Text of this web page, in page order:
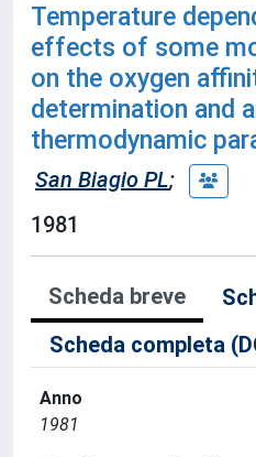
Temperature
effects of some
on the oxygen
determination and
thermodynamic
San Biagio PL;
1981
Scheda breve
Scheda completa
Anno
1981